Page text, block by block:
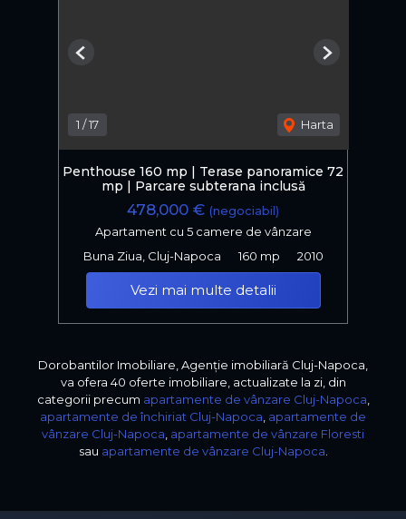
1 /17 Harta
Previous Next
Penthouse 160 mp | Terase panoramice 72
mp | Parcare subterana inclusă
478,000 € (negociabil)
Apartament cu 5 camere de vânzare
Buna Ziua, Cluj-Napoca
160 mp 2010
Vezi mai multe detalii
Dorobantilor Imobiliare, Agenție imobiliară Cluj-Napoca,
va ofera 40 oferte imobiliare, actualizate la zi, din
categorii precum apartamente de vânzare Cluj-Napoca
apartamente de închiriat Cluj-Napoca apartamente de
vânzare Cluj-Napoca apartamente de vânzare Floresti
sau apartamente de vânzare Cluj-Napoca